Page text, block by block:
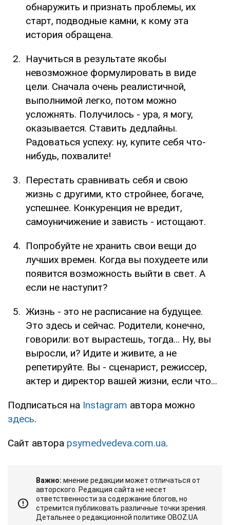
обнаружить и признать проблемы, их
старт, подводные камни, к кому эта
история обращена.
Научиться в результате якобы
невозможное формулировать в виде
цели. Сначала очень реалистичной,
выполнимой легко, потом можно
усложнять. Получилось - ура, я могу,
оказывается. Ставить дедлайны.
Радоваться успеху: ну, купите себя что-
нибудь, похвалите!
Перестать сравнивать себя и свою
жизнь с другими, кто стройнее, богаче,
успешнее. Конкуренция не вредит,
самоуничижение и зависть - истощают.
Попробуйте не хранить свои вещи до
лучших времен. Когда вы похудеете или
появится возможность выйти в свет. А
если не наступит?
Жизнь - это не расписание на будущее.
Это здесь и сейчас. Родители, конечно,
говорили: вот вырастешь, тогда... Ну, вы
выросли, и? Идите и живите, а не
репетируйте. Вы - сценарист, режиссер,
актер и директор вашей жизни, если что...
Подписаться на Instagram автора можно
здесь.
Сайт автора psymedvedeva.com.ua.
Важно: мнение редакции может отличаться от
авторского. Редакция сайта не несет
ответственности за содержание блогов, но
стремится публиковать различные точки зрения.
Детальнее о редакционной политике OBOZ.UA